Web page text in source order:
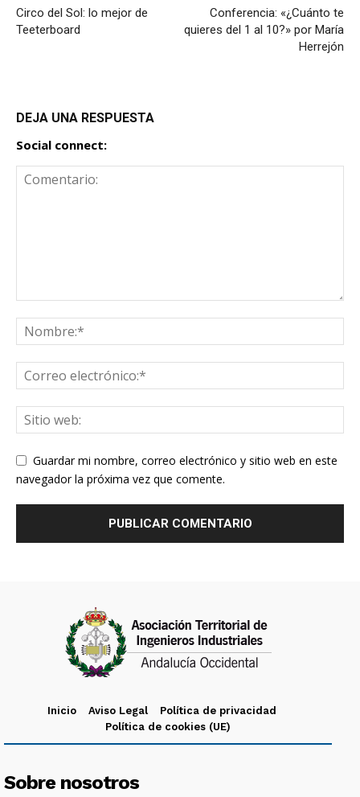
Circo del Sol: lo mejor de
Teeterboard
Conferencia: «¿Cuánto te
quieres del 1 al 10?» por María
Herrejón
DEJA UNA RESPUESTA
Social connect:
Guardar mi nombre, correo electrónico y sitio web en este
navegador la próxima vez que comente.
Inicio Aviso Legal
Política de privacidad
Política de cookies (UE)
Sobre nosotros